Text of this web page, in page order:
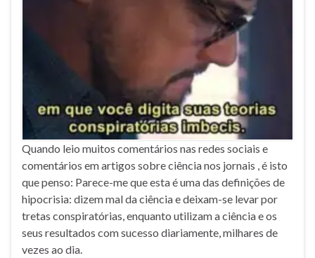
Quando leio muitos comentários nas redes sociais e
comentários em artigos sobre ciência nos jornais , é isto
que penso: Parece-me que esta é uma das definições de
hipocrisia: dizem mal da ciência e deixam-se levar por
tretas conspiratórias, enquanto utilizam a ciência e os
seus resultados com sucesso diariamente, milhares de
vezes ao dia.